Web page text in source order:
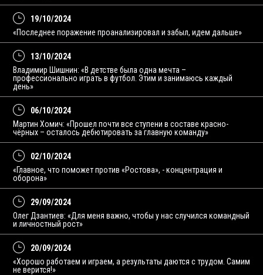
19/10/2024
«Последнее поражение проанализировал и забыл, идем дальше»
13/10/2024
Владимир Шишнин: «В детстве была одна мечта –
профессионально играть в футбол. Этим и занимаюсь каждый
день»
06/10/2024
Мартин Хомич: «Прошел почти все ступени в составе красно-
чёрных – осталось дебютировать за главную команду»
02/10/2024
«Главное, что поможет против «Ростова», - концентрация и
оборона»
29/09/2024
Олег Дзантиев: «Для меня важно, чтобы у нас случился командный
и личностный рост»
20/09/2024
«Хорошо работаем и играем, а результаты даются с трудом. Самим
не верится!»